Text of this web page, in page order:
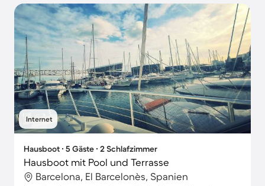
Internet
Hausboot ∙ 5 Gäste ∙ 2 Schlafzimmer
Hausboot mit Pool und Terrasse
Barcelona, El Barcelonès, Spanien